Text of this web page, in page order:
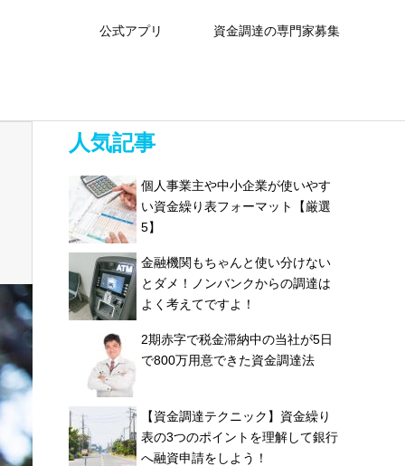
公式アプリ 資金調達の専門家募集
人気記事
個人事業主や中小企業が使いやす
い資金繰り表フォーマット【厳選
5】
金融機関もちゃんと使い分けない
とダメ！ノンバンクからの調達は
よく考えてですよ！
2期赤字で税金滞納中の当社が5日
で800万用意できた資金調達法
【資金調達テクニック】資金繰り
表の3つのポイントを理解して銀行
へ融資申請をしよう！